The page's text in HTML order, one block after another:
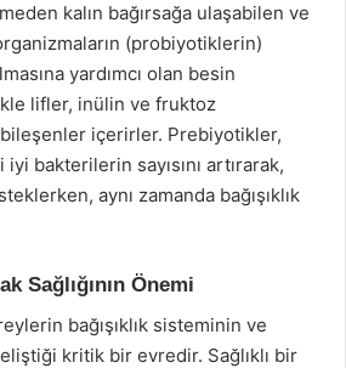
kalın bağırsağa ulaşabilen ve
(probiyotiklerin)
yardımcı olan besin
lifler, inülin ve fruktoz
içerirler. Prebiyotikler,
bakterilerin sayısını artırarak,
aynı zamanda bağışıklık
Sağlığının Önemi
bağışıklık sisteminin ve
kritik bir evredir. Sağlıklı bir